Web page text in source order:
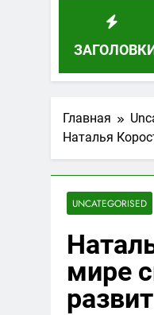
маршрутам
Главная
Наталья
UNCATEGORISED
мире